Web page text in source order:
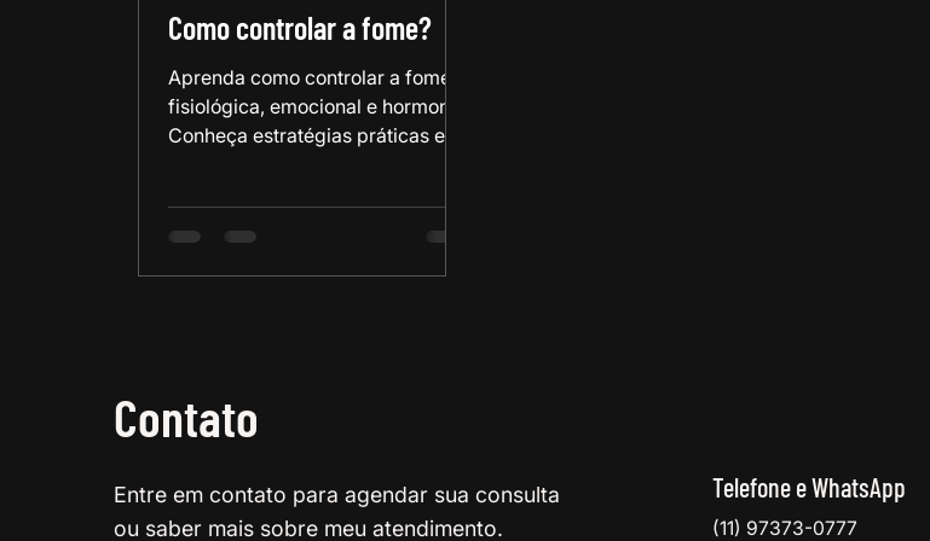
Como controlar a fome?
Aprenda como controlar a fome
fisiológica, emocional e hormonal.
Conheça estratégias práticas e
Contato
Entre em contato para agendar sua consulta
ou saber mais sobre meu atendimento.
Telefone e WhatsApp
(11) 97373-0777